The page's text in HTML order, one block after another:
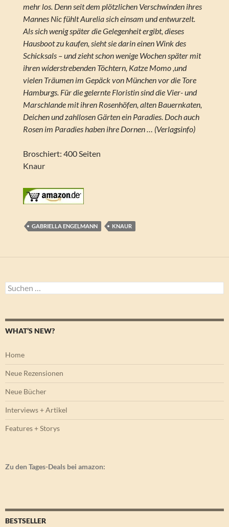
mehr los. Denn seit dem plötzlichen Verschwinden ihres
Mannes Nic fühlt Aurelia sich einsam und entwurzelt.
Als sich wenig später die Gelegenheit ergibt, dieses
Hausboot zu kaufen, sieht sie darin einen Wink des
Schicksals – und zieht schon wenige Wochen später mit
ihren widerstrebenden Töchtern, Katze Momo ,und
vielen Träumen im Gepäck von München vor die Tore
Hamburgs. Für die gelernte Floristin sind die Vier- und
Marschlande mit ihren Rosenhöfen, alten Bauernkaten,
Deichen und zahllosen Gärten ein Paradies. Doch auch
Rosen im Paradies haben ihre Dornen … (Verlagsinfo)
Broschiert: 400 Seiten
Knaur
GABRIELLA ENGELMANN KNAUR
Suchen
nach:
WHAT’S NEW?
Home
Neue Rezensionen
Neue Bücher
Interviews + Artikel
Features + Storys
Zu den Tages-Deals bei amazon:
BESTSELLER